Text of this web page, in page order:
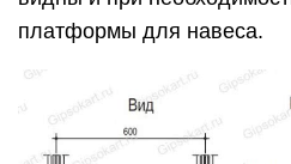
платформы для навеса.